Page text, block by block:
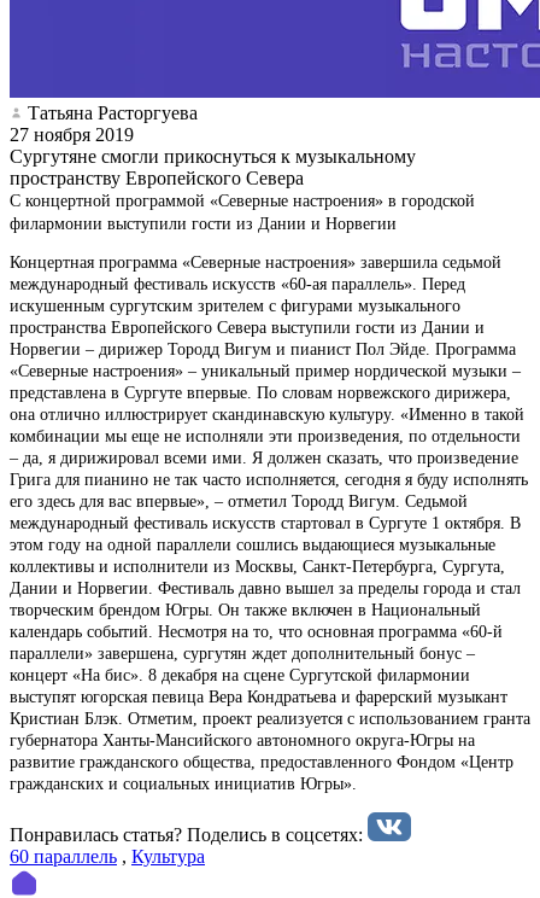
Татьяна Расторгуева
27 ноября 2019
Сургутяне смогли прикоснуться к музыкальному
пространству Европейского Севера
С концертной программой «Северные настроения» в городской
филармонии выступили гости из Дании и Норвегии
Концертная программа «Северные настроения» завершила седьмой
международный фестиваль искусств «60-ая параллель». Перед
искушенным сургутским зрителем с фигурами музыкального
пространства Европейского Севера выступили гости из Дании и
Норвегии – дирижер Тородд Вигум и пианист Пол Эйде. Программа
«Северные настроения» – уникальный пример нордической музыки –
представлена в Сургуте впервые. По словам норвежского дирижера,
она отлично иллюстрирует скандинавскую культуру. «Именно в такой
комбинации мы еще не исполняли эти произведения, по отдельности
– да, я дирижировал всеми ими. Я должен сказать, что произведение
Грига для пианино не так часто исполняется, сегодня я буду исполнять
его здесь для вас впервые», – отметил Тородд Вигум. Седьмой
международный фестиваль искусств стартовал в Сургуте 1 октября. В
этом году на одной параллели сошлись выдающиеся музыкальные
коллективы и исполнители из Москвы, Санкт-Петербурга, Сургута,
Дании и Норвегии. Фестиваль давно вышел за пределы города и стал
творческим брендом Югры. Он также включен в Национальный
календарь событий. Несмотря на то, что основная программа «60-й
параллели» завершена, сургутян ждет дополнительный бонус –
концерт «На бис». 8 декабря на сцене Сургутской филармонии
выступят югорская певица Вера Кондратьева и фарерский музыкант
Кристиан Блэк. Отметим, проект реализуется с использованием гранта
губернатора Ханты-Мансийского автономного округа-Югры на
развитие гражданского общества, предоставленного Фондом «Центр
гражданских и социальных инициатив Югры».
Понравилась статья? Поделиcь в соцсетях:
60 параллель , Культура